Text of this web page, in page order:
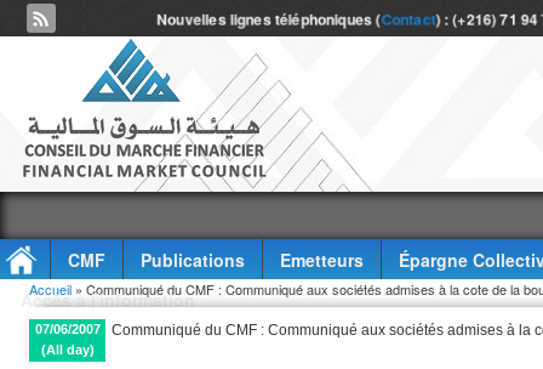
Nouvelles lignes téléphoniques (Contact) : (+216) 71
CMF Publications Emetteurs
Épargne
Accès à l'information
Vous êtes ici
Accueil » Communiqué du CMF : Communiqué aux sociétés admises à la cote de la
07/06/2007
(All day)
Communiqué du CMF : Communiqué aux sociétés admises à la